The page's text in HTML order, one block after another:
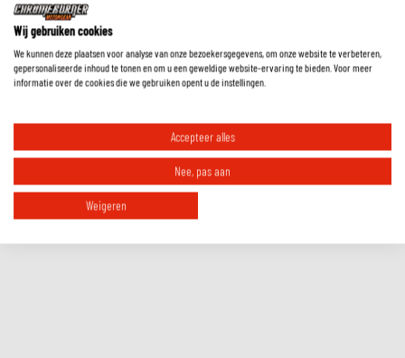
Moet ik handschoenen met een lange schacht in of over de mouw dragen?
Waarom zijn er (bijna) geen 4-seizoenen handschoenen?
Wij gebruiken cookies
We kunnen deze plaatsen voor analyse van onze bezoekersgegevens, om onze website te verbeteren,
gepersonaliseerde inhoud te tonen en om u een geweldige website-ervaring te bieden. Voor meer
informatie over de cookies die we gebruiken opent u de instellingen.
Accepteer alles
Nee, pas aan
Weigeren